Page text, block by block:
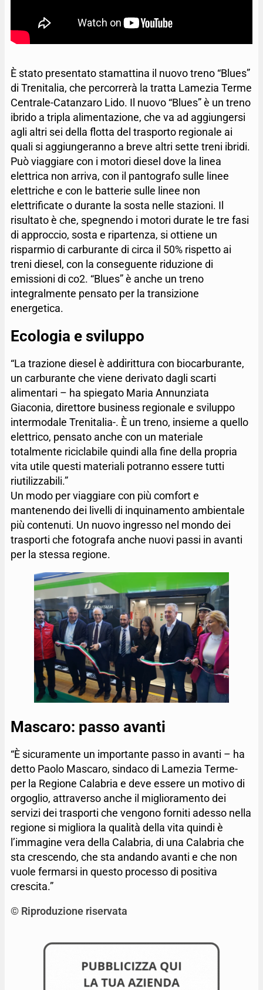
È stato presentato stamattina il nuovo treno “Blues”
di Trenitalia, che percorrerà la tratta Lamezia Terme
Centrale-Catanzaro Lido. Il nuovo “Blues” è un treno
ibrido a tripla alimentazione, che va ad aggiungersi
agli altri sei della flotta del trasporto regionale ai
quali si aggiungeranno a breve altri sette treni ibridi.
Può viaggiare con i motori diesel dove la linea
elettrica non arriva, con il pantografo sulle linee
elettriche e con le batterie sulle linee non
elettrificate o durante la sosta nelle stazioni. Il
risultato è che, spegnendo i motori durate le tre fasi
di approccio, sosta e ripartenza, si ottiene un
risparmio di carburante di circa il 50% rispetto ai
treni diesel, con la conseguente riduzione di
emissioni di co2. “Blues” è anche un treno
integralmente pensato per la transizione
energetica.
Ecologia e sviluppo
“La trazione diesel è addirittura con biocarburante,
un carburante che viene derivato dagli scarti
alimentari – ha spiegato Maria Annunziata
Giaconia, direttore business regionale e sviluppo
intermodale Trenitalia-. È un treno, insieme a quello
elettrico, pensato anche con un materiale
totalmente riciclabile quindi alla fine della propria
vita utile questi materiali potranno essere tutti
riutilizzabili.”
Un modo per viaggiare con più comfort e
mantenendo dei livelli di inquinamento ambientale
più contenuti. Un nuovo ingresso nel mondo dei
trasporti che fotografa anche nuovi passi in avanti
per la stessa regione.
Mascaro: passo avanti
“È sicuramente un importante passo in avanti – ha
detto Paolo Mascaro, sindaco di Lamezia Terme-
per la Regione Calabria e deve essere un motivo di
orgoglio, attraverso anche il miglioramento dei
servizi dei trasporti che vengono forniti adesso nella
regione si migliora la qualità della vita quindi è
l’immagine vera della Calabria, di una Calabria che
sta crescendo, che sta andando avanti e che non
vuole fermarsi in questo processo di positiva
crescita.”
© Riproduzione riservata